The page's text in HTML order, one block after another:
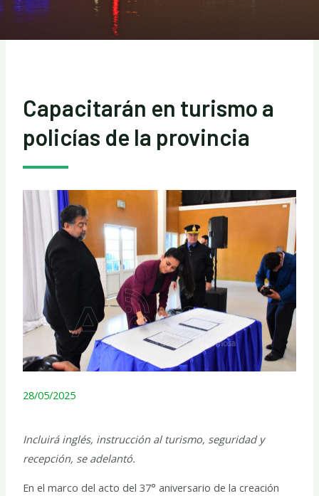
Capacitarán en turismo a
policías de la provincia
28/05/2025
Incluirá inglés, instrucción al turismo, seguridad y
recepción, se adelantó.
En el marco del acto del 37° aniversario de la creación